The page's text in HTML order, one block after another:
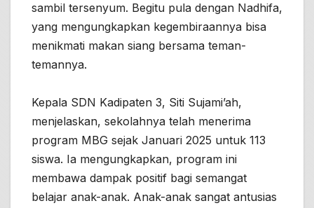
sambil tersenyum. Begitu pula dengan Nadhifa,
yang mengungkapkan kegembiraannya bisa
menikmati makan siang bersama teman-
temannya.
Kepala SDN Kadipaten 3, Siti Sujami’ah,
menjelaskan, sekolahnya telah menerima
program MBG sejak Januari 2025 untuk 113
siswa. Ia mengungkapkan, program ini
membawa dampak positif bagi semangat
belajar anak-anak. Anak-anak sangat antusias